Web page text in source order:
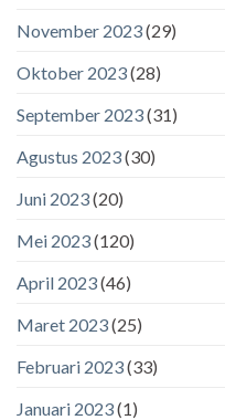
November 2023(29)
Oktober 2023(28)
September 2023(31)
Agustus 2023(30)
Juni 2023(20)
Mei 2023(120)
April 2023(46)
Maret 2023(25)
Februari 2023(33)
Januari 2023(1)